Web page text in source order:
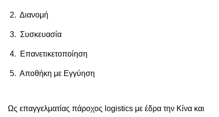
2. Διανομή
3. Συσκευασία
4. Επανετικετοποίηση
5. Αποθήκη με Εγγύηση
Ως επαγγελματίας πάροχος logistics με έδρα την Κίνα και